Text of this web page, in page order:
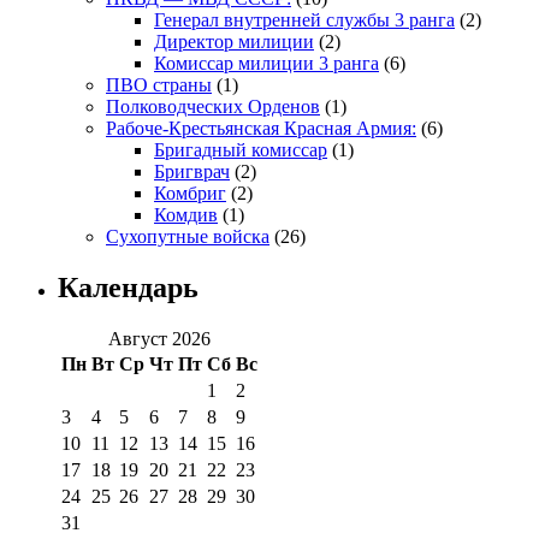
Генерал внутренней службы 3 ранга (2)
Директор милиции (2)
Комиссар милиции 3 ранга (6)
ПВО страны (1)
Полководческих Орденов (1)
Рабоче-Крестьянская Красная Армия: (6)
Бригадный комиссар (1)
Бригврач (2)
Комбриг (2)
Комдив (1)
Сухопутные войска (26)
Календарь
Август 2026
Пн Вт Ср Чт Пт Сб Вс
1
2
3
4 5 6 7 8
9
10 11 12 13 14 15 16
17 18 19 20 21 22 23
24 25 26 27 28 29 30
31